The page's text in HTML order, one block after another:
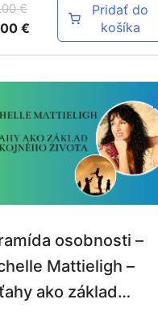
€
€
Pridať do
košíka
osobnosti –
Mattieligh –
ako základ